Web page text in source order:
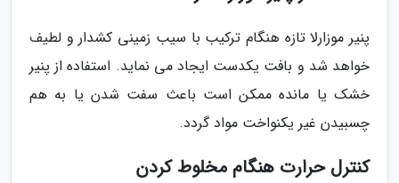
پنیر موزارلا تازه هنگام ترکیب با سیب زمینی کشدار و لطیف
خواهد شد و بافت یکدست ایجاد می نماید. استفاده از پنیر
خشک یا مانده ممکن است باعث سفت شدن یا به هم
چسبیدن غیر یکنواخت مواد گردد.
کنترل حرارت هنگام مخلوط کردن